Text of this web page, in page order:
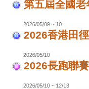
第五屆全國
2026/05/09 ~ 10
2026香港田
2026/05/10
2026長跑聯
2026/05/10 ~ 12/13